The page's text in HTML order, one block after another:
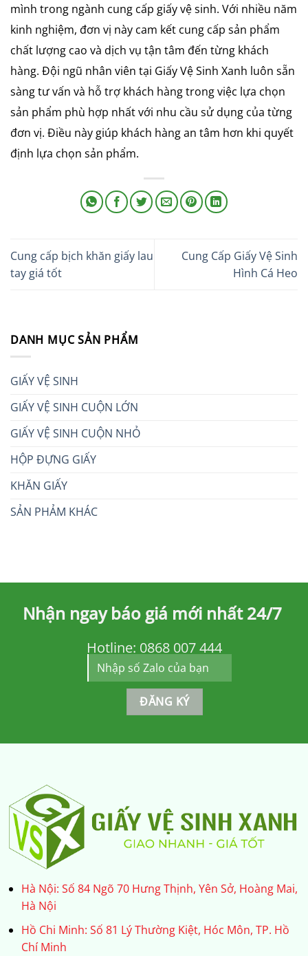
mình trong ngành cung cấp giấy vệ sinh. Với nhiều năm
kinh nghiệm, đơn vị này cam kết cung cấp sản phẩm
chất lượng cao và dịch vụ tận tâm đến từng khách
hàng. Đội ngũ nhân viên tại Giấy Vệ Sinh Xanh luôn sẵn
sàng tư vấn và hỗ trợ khách hàng trong việc lựa chọn
sản phẩm phù hợp nhất với nhu cầu sử dụng của từng
đơn vị. Điều này giúp khách hàng an tâm hơn khi quyết
định lựa chọn sản phẩm.
Cung cấp bịch khăn giấy lau
tay giá tốt
Cung Cấp Giấy Vệ Sinh
Hình Cá Heo
DANH MỤC SẢN PHẨM
GIẤY VỆ SINH
GIẤY VỆ SINH CUỘN LỚN
GIẤY VỆ SINH CUỘN NHỎ
HỘP ĐỰNG GIẤY
KHĂN GIẤY
SẢN PHẢM KHÁC
Nhận ngay báo giá mới nhất 24/7
Hotline: 0868 007 444
Hà Nội: Số 84 Ngõ 70 Hưng Thịnh, Yên Sở, Hoàng Mai,
Hà Nội
Hồ Chi Minh: Số 81 Lý Thường Kiệt, Hóc Môn, TP. Hồ
Chí Minh